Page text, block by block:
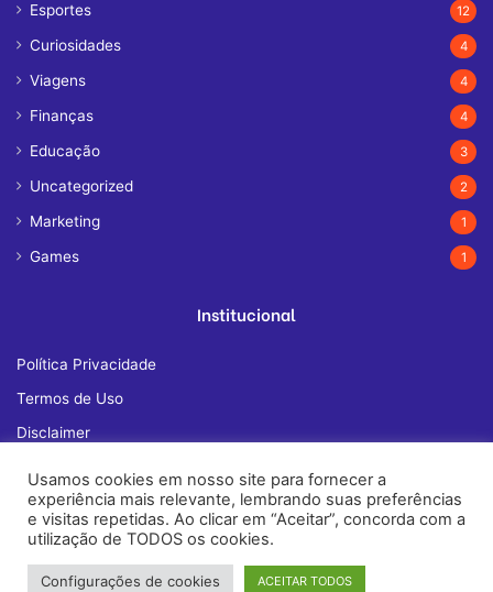
Esportes 12
Curiosidades 4
Viagens 4
Finanças 4
Educação 3
Uncategorized 2
Marketing 1
Games 1
Institucional
Política Privacidade
Termos de Uso
Disclaimer
Fale Conosco
Usamos cookies em nosso site para fornecer a
experiência mais relevante, lembrando suas preferências
e visitas repetidas. Ao clicar em “Aceitar”, concorda com a
utilização de TODOS os cookies.
Configurações de cookies ACEITAR TODOS